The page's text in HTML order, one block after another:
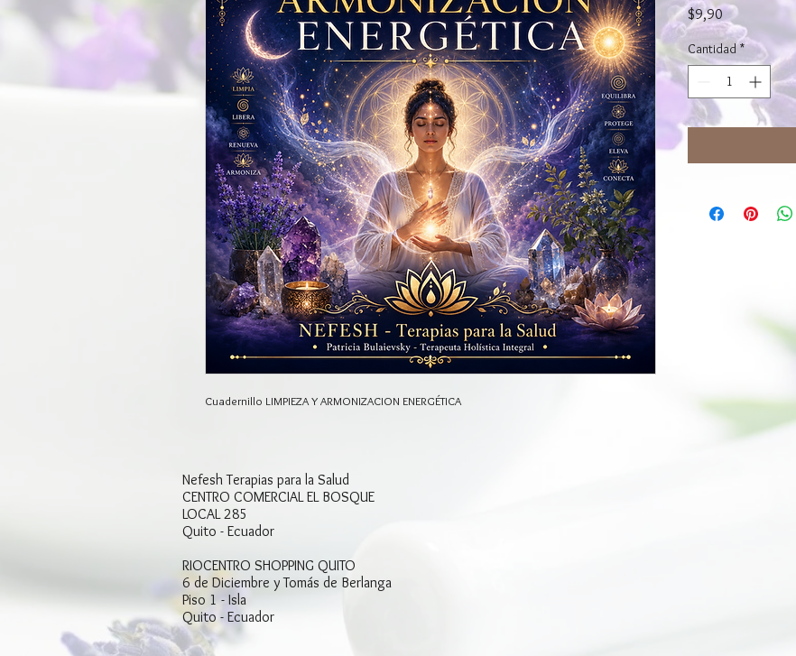
Cuadernillo LIMPIEZA Y ARMONIZACION ENERGÉTICA
$9,90Precio
Cantidad *
Nefesh​ Terapias para la Salud​
CENTRO COMERCIAL EL BOSQUE
LOCAL 285
Quito - Ecuador
RIOCENTRO SHOPPING QUITO
6 de Diciembre y Tomás de Berlanga
Piso 1 - Isla
Quito - Ecuador